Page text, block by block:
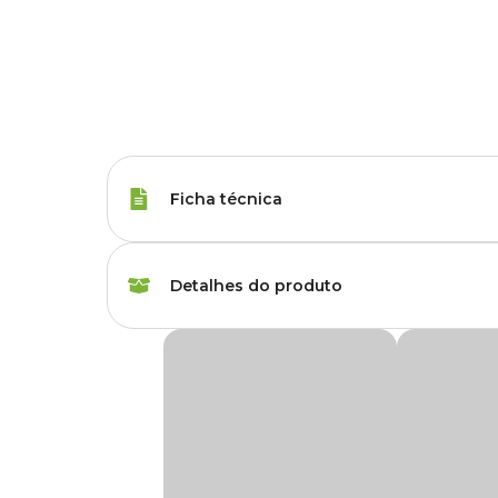
Ficha técnica
Peso da Ração 350 g
Detalhes do produto